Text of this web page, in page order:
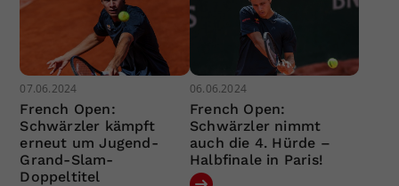
07.06.2024
French Open:
Schwärzler kämpft
erneut um Jugend-
Grand-Slam-
Doppeltitel
06.06.2024
French Open:
Schwärzler nimmt
auch die 4. Hürde –
Halbfinale in Paris!